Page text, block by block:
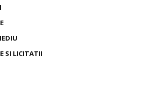
SI LICITATII